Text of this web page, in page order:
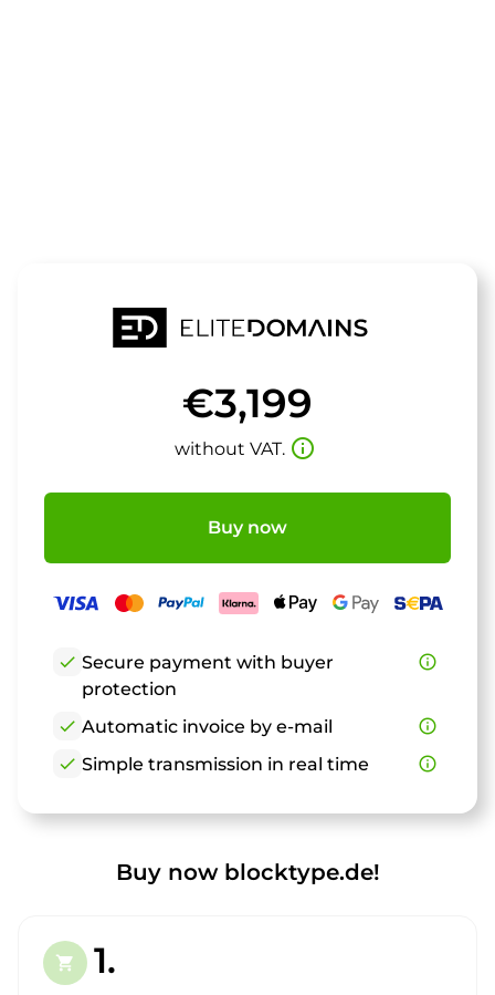
€3,199
without VAT. info_outline
Buy now
check Secure payment with buyer
protection
info_outline
check Automatic invoice by e-mail
info_outline
check Simple transmission in real time info_outline
Buy now blocktype.de!
shopping_cart 1.